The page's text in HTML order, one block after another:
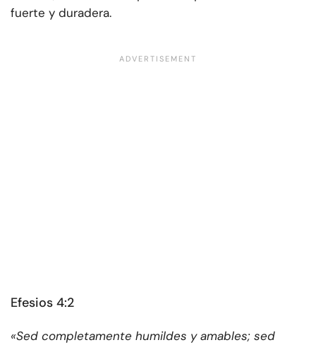
fuerte y duradera.
Efesios 4:2
«Sed completamente humildes y amables; sed